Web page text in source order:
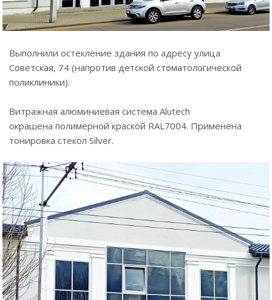
Выполнили остекление здания по адресу улица
Советская, 74 (напротив детской стоматологической
поликлиники).
Витражная алюминиевая система Alutech
окрашена полимерной краской RAL7004. Применена
тонировка стекол Silver.